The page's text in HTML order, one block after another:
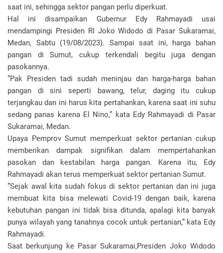
saat ini, sehingga sektor pangan perlu diperkuat.
Hal ini disampaikan Gubernur Edy Rahmayadi usai
mendampingi Presiden RI Joko Widodo di Pasar Sukaramai,
Medan, Sabtu (19/08/2023). Sampai saat ini, harga bahan
pangan di Sumut, cukup terkendali begitu juga dengan
pasokannya.
”Pak Presiden tadi sudah meninjau dan harga-harga bahan
pangan di sini seperti bawang, telur, daging itu cukup
terjangkau dan ini harus kita pertahankan, karena saat ini suhu
sedang panas karena El Nino,” kata Edy Rahmayadi di Pasar
Sukaramai, Medan.
Upaya Pemprov Sumut memperkuat sektor pertanian cukup
memberikan dampak signifikan dalam mempertahankan
pasokan dan kestabilan harga pangan. Karena itu, Edy
Rahmayadi akan terus memperkuat sektor pertanian Sumut.
”Sejak awal kita sudah fokus di sektor pertanian dan ini juga
membuat kita bisa melewati Covid-19 dengan baik, karena
kebutuhan pangan ini tidak bisa ditunda, apalagi kita banyak
punya wilayah yang tanahnya cocok untuk pertanian,” kata Edy
Rahmayadi.
Saat berkunjung ke Pasar Sukaramai,Presiden Joko Widodo